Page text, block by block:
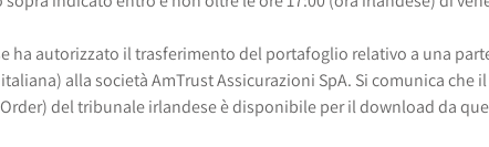
ha autorizzato il trasferimento del portafoglio relativo a una
alla società AmTrust Assicurazioni SpA. Si comunica
del tribunale irlandese è disponibile per il download da